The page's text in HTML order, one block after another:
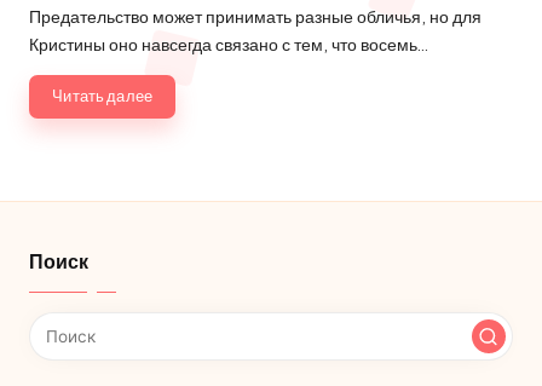
от
Предательство может принимать разные обличья, но для
Кристины оно навсегда связано с тем, что восемь…
Читать далее
Поиск